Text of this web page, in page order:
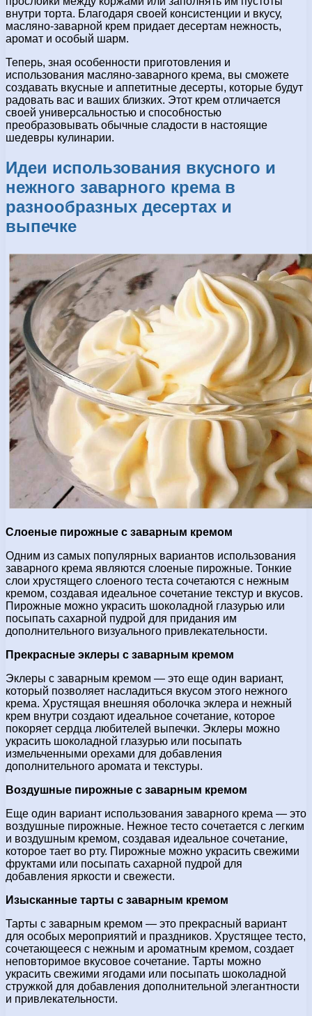
внутри торта. Благодаря своей консистенции и вкусу,
масляно-заварной крем придает десертам нежность,
аромат и особый шарм.
Теперь, зная особенности приготовления и
использования масляно-заварного крема, вы сможете
создавать вкусные и аппетитные десерты, которые будут
радовать вас и ваших близких. Этот крем отличается
своей универсальностью и способностью
преобразовывать обычные сладости в настоящие
шедевры кулинарии.
Идеи использования вкусного и
нежного заварного крема в
разнообразных десертах и
выпечке
Слоеные пирожные с заварным кремом
Одним из самых популярных вариантов использования
заварного крема являются слоеные пирожные. Тонкие
слои хрустящего слоеного теста сочетаются с нежным
кремом, создавая идеальное сочетание текстур и вкусов.
Пирожные можно украсить шоколадной глазурью или
посыпать сахарной пудрой для придания им
дополнительного визуального привлекательности.
Прекрасные эклеры с заварным кремом
Эклеры с заварным кремом — это еще один вариант,
который позволяет насладиться вкусом этого нежного
крема. Хрустящая внешняя оболочка эклера и нежный
крем внутри создают идеальное сочетание, которое
покоряет сердца любителей выпечки. Эклеры можно
украсить шоколадной глазурью или посыпать
измельченными орехами для добавления
дополнительного аромата и текстуры.
Воздушные пирожные с заварным кремом
Еще один вариант использования заварного крема — это
воздушные пирожные. Нежное тесто сочетается с легким
и воздушным кремом, создавая идеальное сочетание,
которое тает во рту. Пирожные можно украсить свежими
фруктами или посыпать сахарной пудрой для
добавления яркости и свежести.
Изысканные тарты с заварным кремом
Тарты с заварным кремом — это прекрасный вариант
для особых мероприятий и праздников. Хрустящее тесто,
сочетающееся с нежным и ароматным кремом, создает
неповторимое вкусовое сочетание. Тарты можно
украсить свежими ягодами или посыпать шоколадной
стружкой для добавления дополнительной элегантности
и привлекательности.